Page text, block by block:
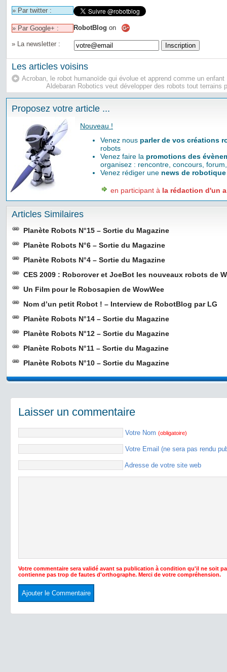
» Par twitter :
» Par Google+ : RobotBlog on
» La newsletter :
Les articles voisins
Acroban, le robot humanoïde qui évolue et apprend comme un enfant
Aldebaran Robotics veut développer des robots tout terrains
Proposez votre article ...
Nouveau !
Venez nous parler de vos créations
robots
Venez faire la promotions des
organisez : rencontre, concours,
Venez rédiger une news de robotique
en participant à la rédaction d'un
Articles Similaires
Planète Robots N°15 – Sortie du Magazine
Planète Robots N°6 – Sortie du Magazine
Planète Robots N°4 – Sortie du Magazine
CES 2009 : Roborover et JoeBot les nouveaux robots de
Un Film pour le Robosapien de WowWee
Nom d’un petit Robot ! – Interview de RobotBlog par LG
Planète Robots N°14 – Sortie du Magazine
Planète Robots N°12 – Sortie du Magazine
Planète Robots N°11 – Sortie du Magazine
Planète Robots N°10 – Sortie du Magazine
Laisser un commentaire
Votre Nom (obligatoire)
Votre Email (ne sera pas rendu
Adresse de votre site web
Votre commentaire sera validé avant sa publication à condition qu'il ne soit
contienne pas trop de fautes d'orthographe. Merci de votre compréhension.